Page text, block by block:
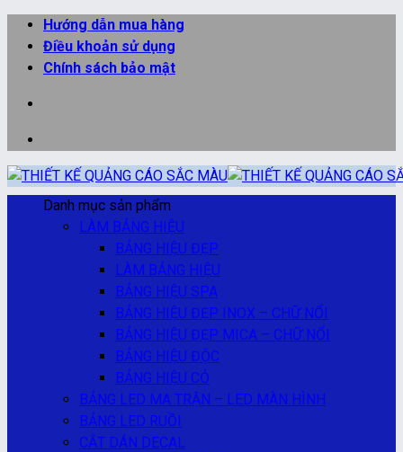
qua
Hướng dẫn mua hàng
Điều khoản sử dụng
Chính sách bảo mật
Danh mục sản phẩm
LÀM BẢNG HIỆU
BẢNG HIỆU ĐẸP
LÀM BẢNG HIỆU
BẢNG HIỆU SPA
BẢNG HIỆU ĐẸP INOX – CHỮ NỔI
BẢNG HIỆU ĐẸP MICA – CHỮ NỔI
BẢNG HIỆU ĐỘC
BẢNG HIỆU CỎ
BẢNG LED MA TRẬN – LED MÀN HÌNH
BẢNG LED RUỒI
CẮT DÁN DECAL